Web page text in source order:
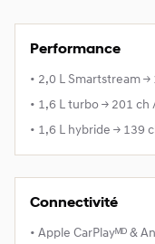
Performance
• 2,0 L Smartstream
• 1,6 L turbo → 201
• 1,6 L hybride → 139
Connectivité
• Apple CarPlayᴹᴰ &